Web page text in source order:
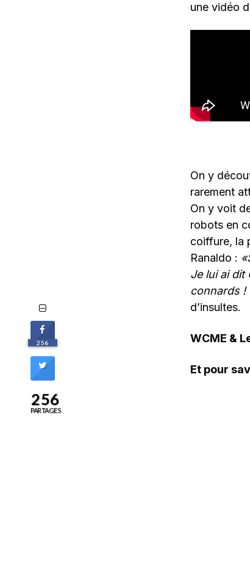
une vidéo
On y
rarement
On y voit
robots en
coiffure, la
Ranaldo :
Je lui ai dit
connards !
d’insultes.
WCME &
Et pour
256
256
PARTAGES